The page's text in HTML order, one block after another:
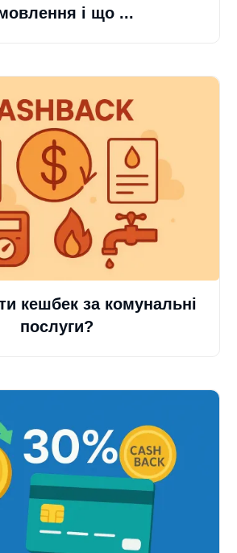
і що ...
кешбек за комунальні
послуги?